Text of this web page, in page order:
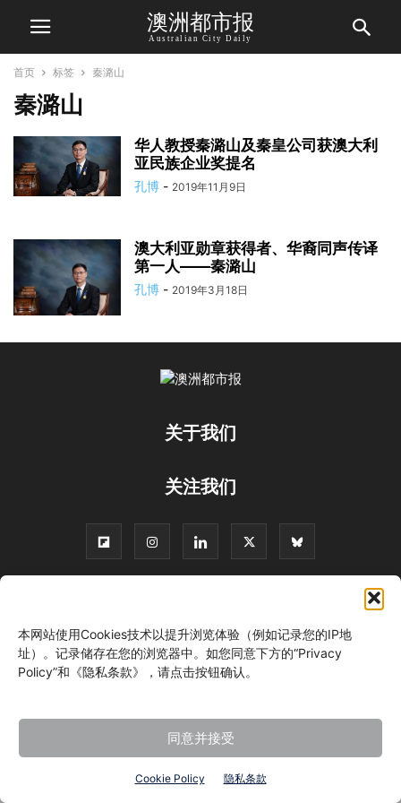
本网站使用Cookies技术以提升浏览体验（例如记录您的IP地
址）。记录储存在您的浏览器中。如您同意下方的“Privacy
Policy”和《隐私条款》，请点击按钮确认。
同意并接受
Cookie Policy 隐私条款
澳洲都市报
Australian City Daily
首页 标签 秦潞山
秦潞山
华人教授秦潞山及秦皇公司获澳大利
亚民族企业奖提名
孔博 - 2019年11月9日
澳大利亚勋章获得者、华裔同声传译
第一人——秦潞山
孔博 - 2019年3月18日
关于我们
关注我们